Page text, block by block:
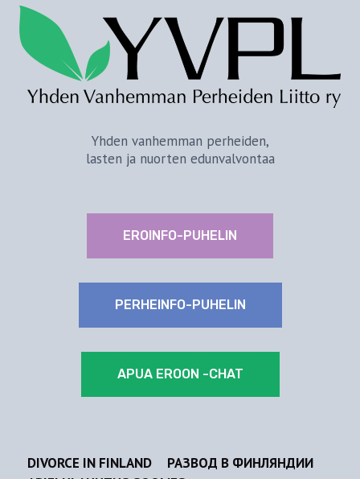
Yhden vanhemman perheiden,
lasten ja nuorten edunvalvontaa
EROINFO-PUHELIN
PERHEINFO-PUHELIN
APUA EROON -CHAT
DIVORCE IN FINLAND
РАЗВОД В ФИНЛЯНДИИ